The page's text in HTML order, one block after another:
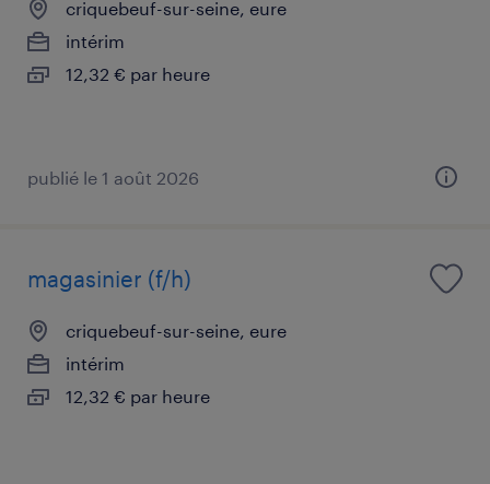
criquebeuf-sur-seine, eure
intérim
12,32 € par heure
publié le 1 août 2026
magasinier (f/h)
criquebeuf-sur-seine, eure
intérim
12,32 € par heure